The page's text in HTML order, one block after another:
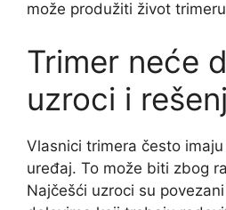
može produžiti život
Trimer neće
uzroci i
Vlasnici trimera često
uređaj. To može biti zbog
Najčešći uzroci su